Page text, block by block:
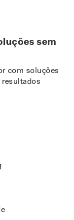
sem
com soluções